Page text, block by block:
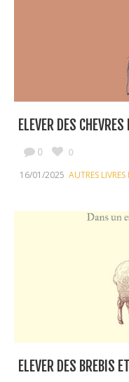
ELEVER DES
0
0
16/01/2025 AUTRES LIVRES
ELEVER DES BREBIS